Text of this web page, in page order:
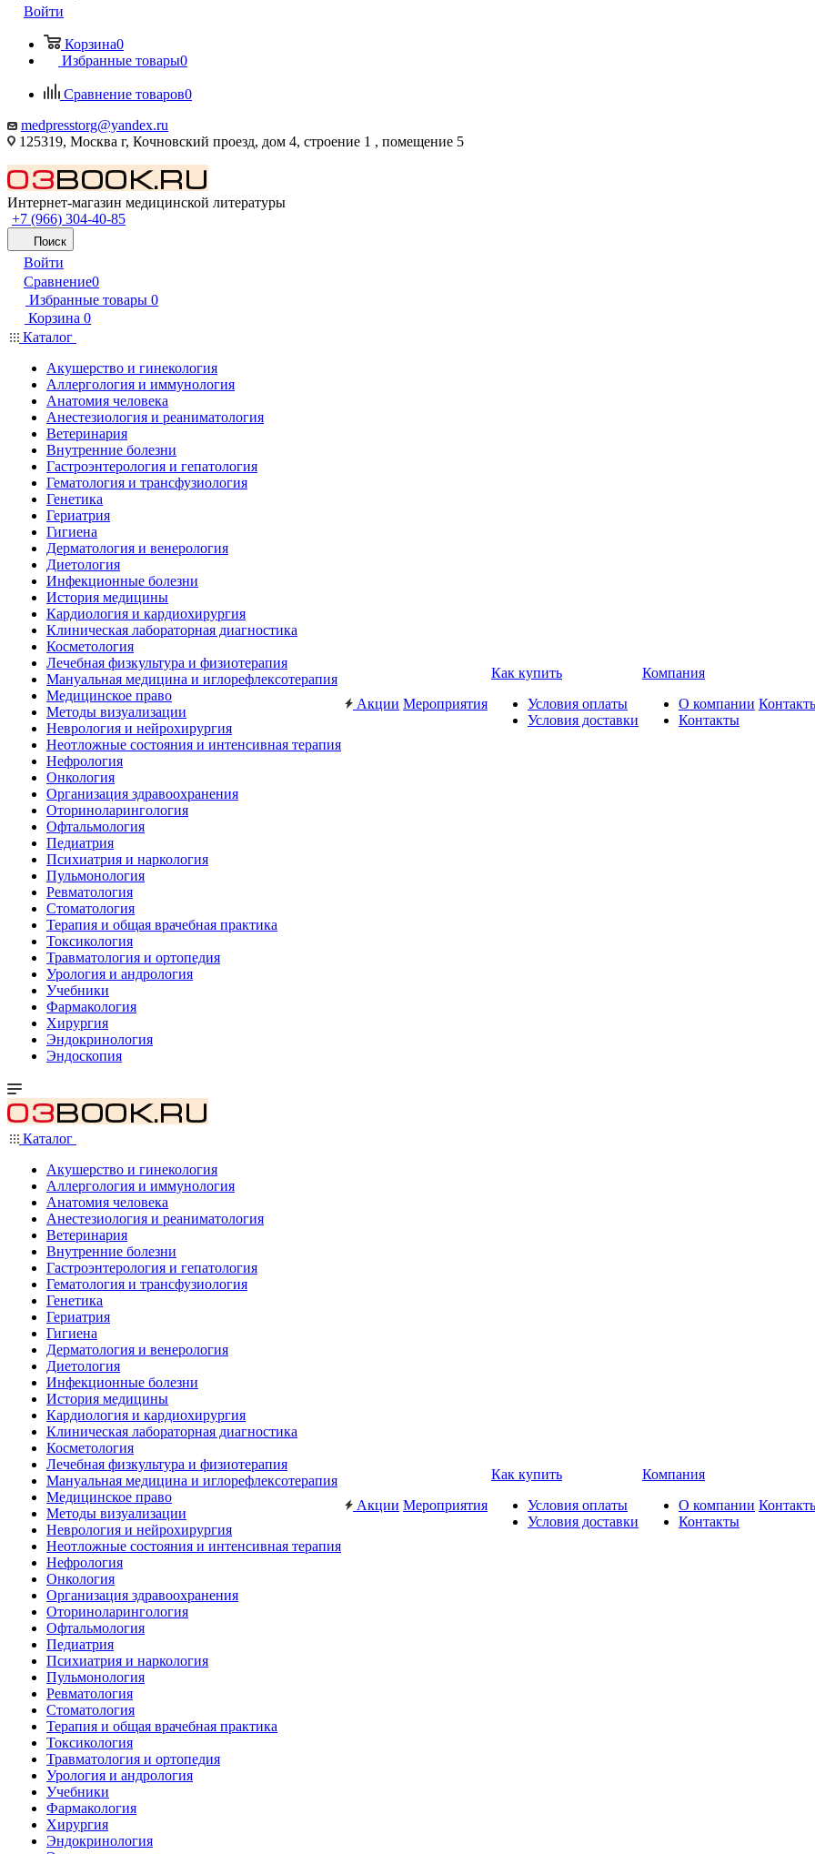
Войти
Корзина0
Избранные товары0
Сравнение товаров0
medpresstorg@yandex.ru
125319, Москва г, Кочновский проезд, дом 4, строение 1 , помещение 5
Интернет-магазин медицинской литературы
+7 (966) 304-40-85
Поиск
Войти
Сравнение0
Избранные товары 0
Корзина 0
Каталог
Акушерство и гинекология
Аллергология и иммунология
Анатомия человека
Анестезиология и реаниматология
Ветеринария
Внутренние болезни
Гастроэнтерология и гепатология
Гематология и трансфузиология
Генетика
Гериатрия
Гигиена
Дерматология и венерология
Диетология
Инфекционные болезни
История медицины
Кардиология и кардиохирургия
Клиническая лабораторная диагностика
Косметология
Лечебная физкультура и физиотерапия
Мануальная медицина и иглорефлексотерапия
Медицинское право
Методы визуализации
Неврология и нейрохирургия
Неотложные состояния и интенсивная терапия
Нефрология
Онкология
Организация здравоохранения
Оториноларингология
Офтальмология
Педиатрия
Психиатрия и наркология
Пульмонология
Ревматология
Стоматология
Терапия и общая врачебная практика
Токсикология
Травматология и ортопедия
Урология и андрология
Учебники
Фармакология
Хирургия
Эндокринология
Эндоскопия
Акции Мероприятия
Как купить
Условия оплаты
Условия доставки
Компания
О компании
Контакты
Каталог
Акушерство и гинекология
Аллергология и иммунология
Анатомия человека
Анестезиология и реаниматология
Ветеринария
Внутренние болезни
Гастроэнтерология и гепатология
Гематология и трансфузиология
Генетика
Гериатрия
Гигиена
Дерматология и венерология
Диетология
Инфекционные болезни
История медицины
Кардиология и кардиохирургия
Клиническая лабораторная диагностика
Косметология
Лечебная физкультура и физиотерапия
Мануальная медицина и иглорефлексотерапия
Медицинское право
Методы визуализации
Неврология и нейрохирургия
Неотложные состояния и интенсивная терапия
Нефрология
Онкология
Организация здравоохранения
Оториноларингология
Офтальмология
Педиатрия
Психиатрия и наркология
Пульмонология
Ревматология
Стоматология
Терапия и общая врачебная практика
Токсикология
Травматология и ортопедия
Урология и андрология
Учебники
Фармакология
Хирургия
Эндокринология
Акции Мероприятия
Как купить
Условия оплаты
Условия доставки
Компания
О компании
Контакты